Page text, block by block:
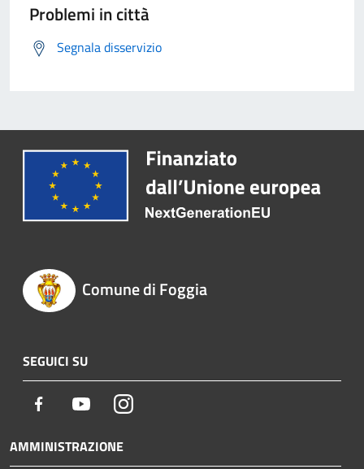
Problemi in città
Segnala disservizio
Comune di Foggia
SEGUICI SU
Facebook YoutubeInstagram
AMMINISTRAZIONE